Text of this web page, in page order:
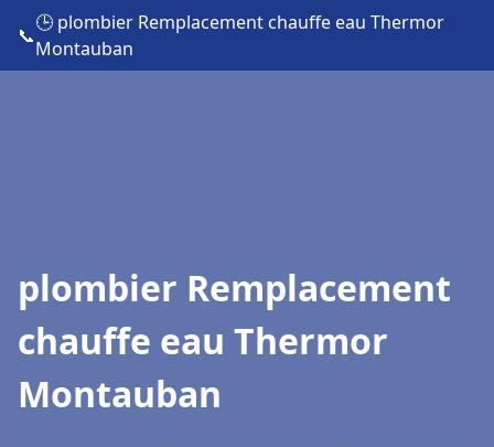
📞
🕒 plombier Remplacement chauffe eau Thermor
Montauban
plombier Remplacement
chauffe eau Thermor
Montauban